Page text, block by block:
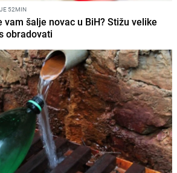
52MIN
vam šalje novac u BiH? Stižu velike
obradovati